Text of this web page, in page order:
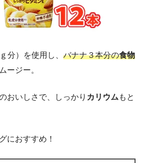
分）を使用し、 バナナ３本分の食物
ージー。
おいしさで、しっかり カリウム もと
におすすめ！